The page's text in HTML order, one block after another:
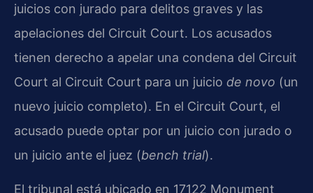
juicios con jurado para delitos graves y las
apelaciones del Circuit Court. Los acusados
tienen derecho a apelar una condena del Circuit
Court al Circuit Court para un juicio de novo (un
nuevo juicio completo). En el Circuit Court, el
acusado puede optar por un juicio con jurado o
un juicio ante el juez (bench trial).
El tribunal está ubicado en 17122 Monument